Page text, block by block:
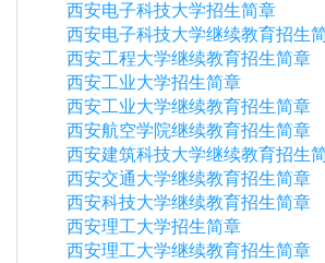
西安电子科技大学招生简章
西安电子科技大学继续教育招生
西安工程大学继续教育招生简章
西安工业大学招生简章
西安工业大学继续教育招生简章
西安航空学院继续教育招生简章
西安建筑科技大学继续教育招生
西安交通大学继续教育招生简章
西安科技大学继续教育招生简章
西安理工大学招生简章
西安理工大学继续教育招生简章